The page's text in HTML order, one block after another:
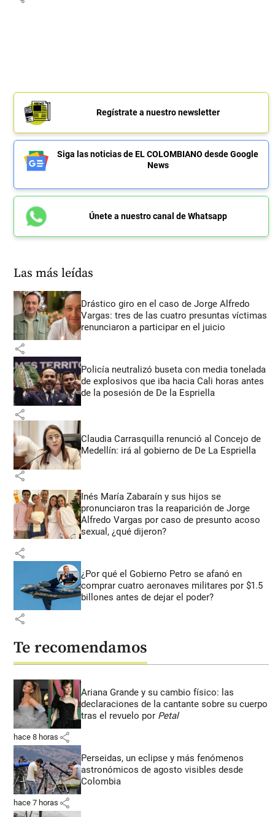
Regístrate a nuestro newsletter
Siga las noticias de EL COLOMBIANO desde Google
News
Únete a nuestro canal de Whatsapp
Las más leídas
Drástico giro en el caso de Jorge Alfredo
Vargas: tres de las cuatro presuntas víctimas
renunciaron a participar en el juicio
share
Policía neutralizó buseta con media tonelada
de explosivos que iba hacia Cali horas antes
de la posesión de De la Espriella
share
Claudia Carrasquilla renunció al Concejo de
Medellín: irá al gobierno de De La Espriella
share
Inés María Zabaraín y sus hijos se
pronunciaron tras la reaparición de Jorge
Alfredo Vargas por caso de presunto acoso
sexual, ¿qué dijeron?
share
¿Por qué el Gobierno Petro se afanó en
comprar cuatro aeronaves militares por $1.5
billones antes de dejar el poder?
share
Te recomendamos
Ariana Grande y su cambio físico: las
declaraciones de la cantante sobre su cuerpo
tras el revuelo por Petal
hace 8 horas share
Perseidas, un eclipse y más fenómenos
astronómicos de agosto visibles desde
Colombia
hace 7 horas share